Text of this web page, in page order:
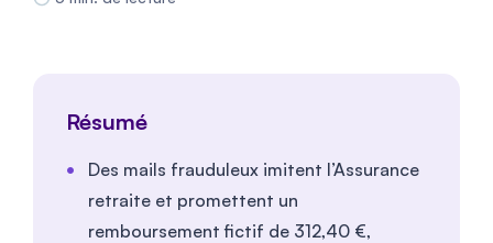
Résumé
Des mails frauduleux imitent l’Assurance
retraite et promettent un
remboursement fictif de 312,40 €,